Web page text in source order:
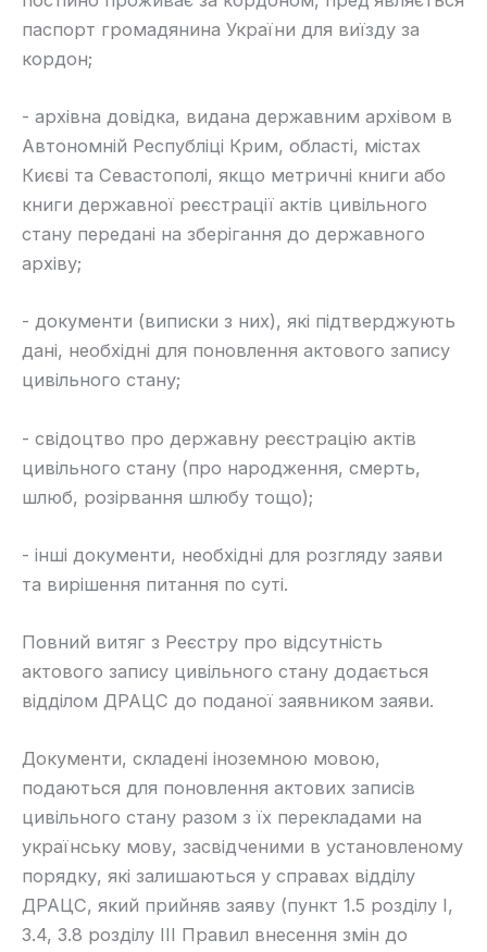
паспорт громадянина України для виїзду за
кордон;
​- архівна довідка, видана державним архівом в
Автономній Республіці Крим, області, містах
Києві та Севастополі, якщо метричні книги або
книги державної реєстрації актів цивільного
стану передані на зберігання до державного
архіву;
​- документи (виписки з них), які підтверджують
дані, необхідні для поновлення актового запису
цивільного стану;
​- свідоцтво про державну реєстрацію актів
цивільного стану (про народження, смерть,
шлюб, розірвання шлюбу тощо);
​- інші документи, необхідні для розгляду заяви
та вирішення питання по суті.
​Повний витяг з Реєстру про відсутність
актового запису цивільного стану додається
відділом ДРАЦС до поданої заявником заяви.
​Документи, складені іноземною мовою,
подаються для поновлення актових записів
цивільного стану разом з їх перекладами на
українську мову, засвідченими в установленому
порядку, які залишаються у справах відділу
ДРАЦС, який прийняв заяву (пункт 1.5 розділу I,
3.4, 3.8 розділу ІІІ Правил внесення змін до